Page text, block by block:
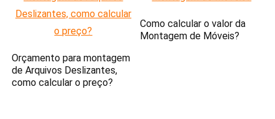
Orçamento para montagem
de Arquivos Deslizantes,
como calcular o preço?
Como calcular o valor da
Montagem de Móveis?